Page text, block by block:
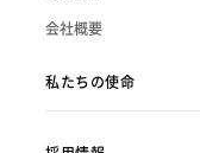
会社概要
私たちの使命